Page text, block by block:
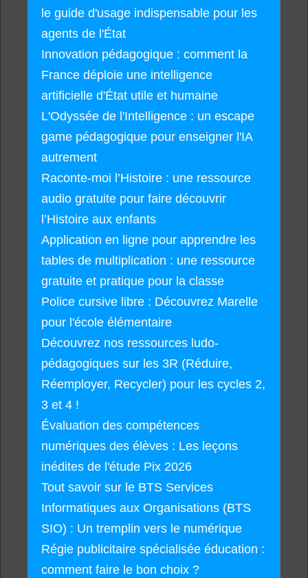
le guide d'usage indispensable pour les
agents de l'État
Innovation pédagogique : comment la
France déploie une intelligence
artificielle d'État utile et humaine
L'Odyssée de l'Intelligence : un escape
game pédagogique pour enseigner l'IA
autrement
Raconte-moi l’Histoire : une ressource
audio gratuite pour faire découvrir
l’Histoire aux enfants
Application en ligne pour apprendre les
tables de multiplication : une ressource
gratuite et pratique pour la classe
Police cursive libre : Découvrez Marelle
pour l'école élémentaire
Découvrez nos ressources ludo-
pédagogiques sur les 3R (Réduire,
Réemployer, Recycler) pour les cycles 2,
3 et 4 !
Évaluation des compétences
numériques des élèves : Les leçons
inédites de l'étude Pix 2026
Tout savoir sur le BTS Services
Informatiques aux Organisations (BTS
SIO) : Un tremplin vers le numérique
Régie publicitaire spécialisée éducation :
comment faire le bon choix ?